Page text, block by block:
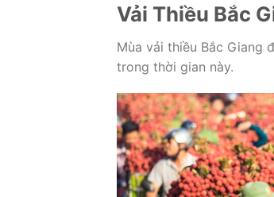
Vải Thiều Bắc
Mùa vải thiều Bắc Giang
trong thời gian này.